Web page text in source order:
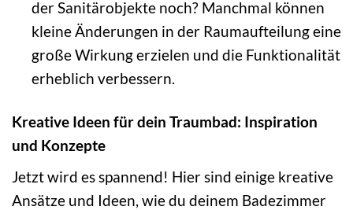
der Sanitärobjekte noch? Manchmal können
kleine Änderungen in der Raumaufteilung eine
große Wirkung erzielen und die Funktionalität
erheblich verbessern.
Kreative Ideen für dein Traumbad: Inspiration
und Konzepte
Jetzt wird es spannend! Hier sind einige kreative
Ansätze und Ideen, wie du deinem Badezimmer